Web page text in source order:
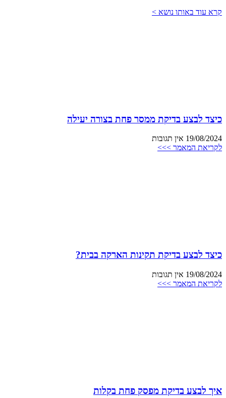
קרא עוד באותו נושא >
כיצד לבצע בדיקת ממסר פחת בצורה יעילה
19/08/2024 אין תגובות
לקריאת המאמר >>>
כיצד לבצע בדיקת תקינות הארקה בבית?
19/08/2024 אין תגובות
לקריאת המאמר >>>
איך לבצע בדיקת מפסק פחת בקלות